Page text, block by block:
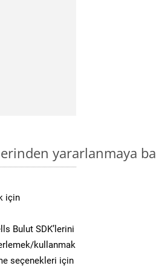
yararlanmaya
için
Bulut SDK’lerini
kullanmak
seçenekleri için